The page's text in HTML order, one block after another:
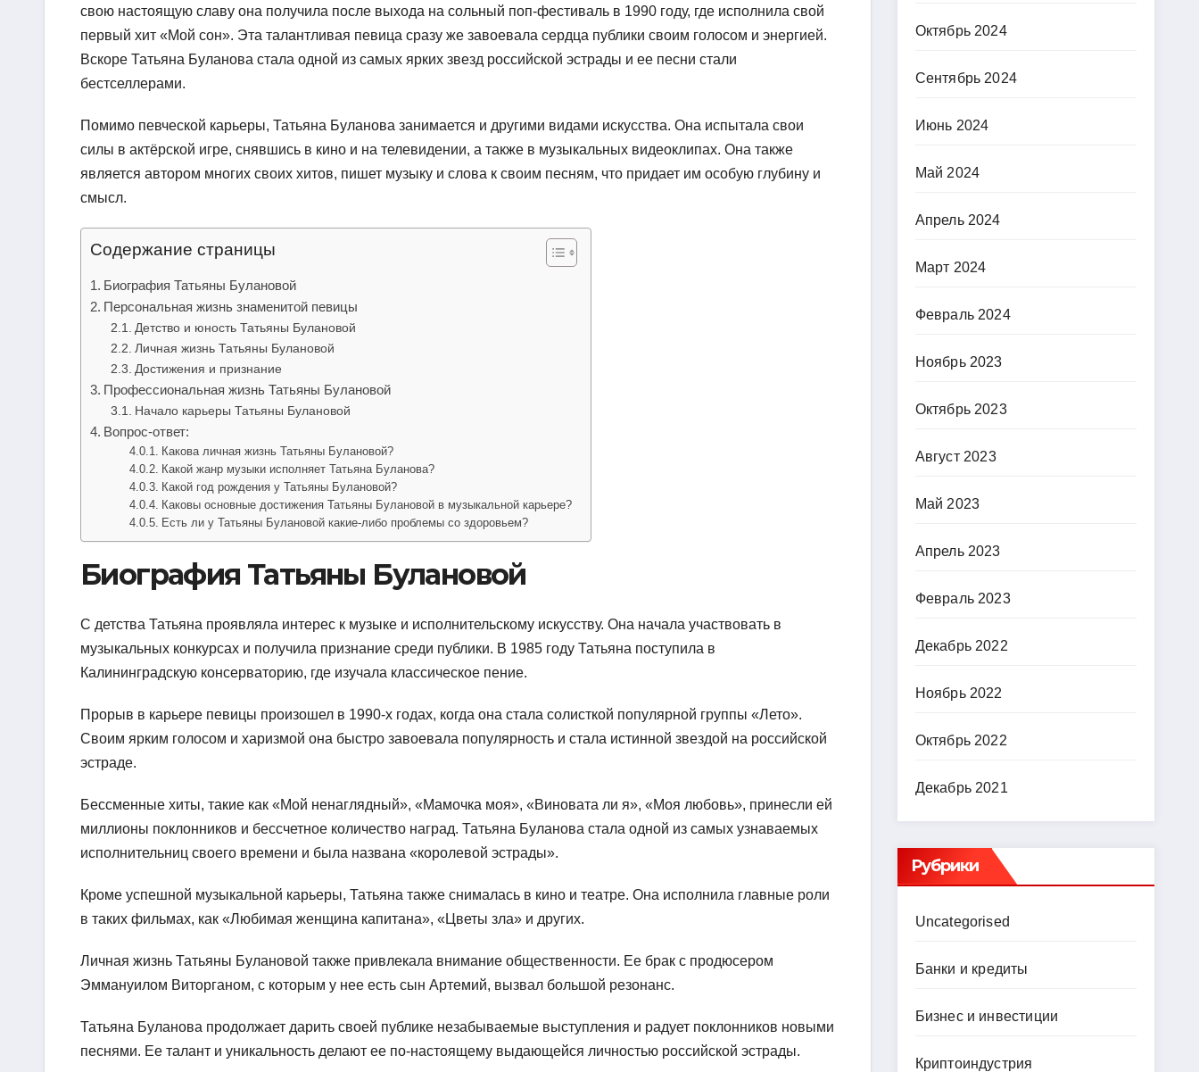
свою настоящую славу она получила после выхода на сольный поп-фестиваль в 1990 году, где исполнила свой
первый хит «Мой сон». Эта талантливая певица сразу же завоевала сердца публики своим голосом и энергией.
Вскоре Татьяна Буланова стала одной из самых ярких звезд российской эстрады и ее песни стали
бестселлерами.
Помимо певческой карьеры, Татьяна Буланова занимается и другими видами искусства. Она испытала свои
силы в актёрской игре, снявшись в кино и на телевидении, а также в музыкальных видеоклипах. Она также
является автором многих своих хитов, пишет музыку и слова к своим песням, что придает им особую глубину и
смысл.
Содержание страницы
Биография Татьяны Булановой
Персональная жизнь знаменитой певицы
Детство и юность Татьяны Булановой
Личная жизнь Татьяны Булановой
Достижения и признание
Профессиональная жизнь Татьяны Булановой
Начало карьеры Татьяны Булановой
Вопрос-ответ:
Какова личная жизнь Татьяны Булановой?
Какой жанр музыки исполняет Татьяна Буланова?
Какой год рождения у Татьяны Булановой?
Каковы основные достижения Татьяны Булановой в музыкальной карьере?
Есть ли у Татьяны Булановой какие-либо проблемы со здоровьем?
Биография Татьяны Булановой
С детства Татьяна проявляла интерес к музыке и исполнительскому искусству. Она начала участвовать в
музыкальных конкурсах и получила признание среди публики. В 1985 году Татьяна поступила в
Калининградскую консерваторию, где изучала классическое пение.
Прорыв в карьере певицы произошел в 1990-х годах, когда она стала солисткой популярной группы «Лето».
Своим ярким голосом и харизмой она быстро завоевала популярность и стала истинной звездой на российской
эстраде.
Бессменные хиты, такие как «Мой ненаглядный», «Мамочка моя», «Виновата ли я», «Моя любовь», принесли ей
миллионы поклонников и бессчетное количество наград. Татьяна Буланова стала одной из самых узнаваемых
исполнительниц своего времени и была названа «королевой эстрады».
Кроме успешной музыкальной карьеры, Татьяна также снималась в кино и театре. Она исполнила главные роли
в таких фильмах, как «Любимая женщина капитана», «Цветы зла» и других.
Личная жизнь Татьяны Булановой также привлекала внимание общественности. Ее брак с продюсером
Эммануилом Виторганом, с которым у нее есть сын Артемий, вызвал большой резонанс.
Татьяна Буланова продолжает дарить своей публике незабываемые выступления и радует поклонников новыми
песнями. Ее талант и уникальность делают ее по-настоящему выдающейся личностью российской эстрады.
Октябрь 2024
Сентябрь 2024
Июнь 2024
Май 2024
Апрель 2024
Март 2024
Февраль 2024
Ноябрь 2023
Октябрь 2023
Август 2023
Май 2023
Апрель 2023
Февраль 2023
Декабрь 2022
Ноябрь 2022
Октябрь 2022
Декабрь 2021
Рубрики
Uncategorised
Банки и кредиты
Бизнес и инвестиции
Криптоиндустрия